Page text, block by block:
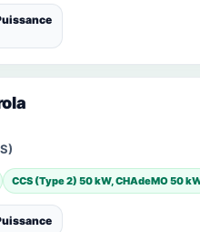
CCS (Type 2) 50 kW, CHAdeMO 50